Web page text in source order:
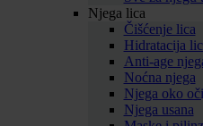
Njega lica
Čišćenje lica
Hidratacija
Anti-age
Noćna njega
Njega oko
Njega usana